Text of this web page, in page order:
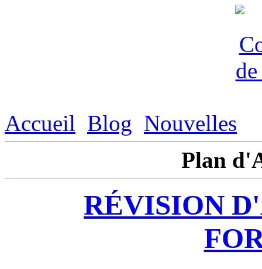
Accueil Blog Nouvelles
Plan
RÉVISION